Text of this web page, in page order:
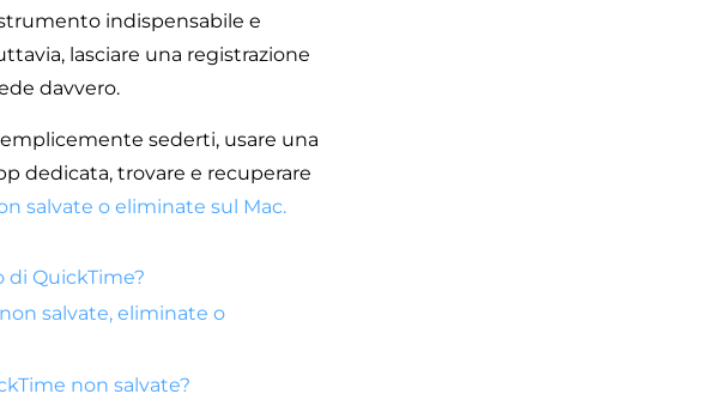
indispensabile e
lasciare una registrazione
davvero.
sederti, usare una
dedicata, trovare e recuperare
salvate o eliminate sul Mac.
di QuickTime?
salvate, eliminate o
non salvate?